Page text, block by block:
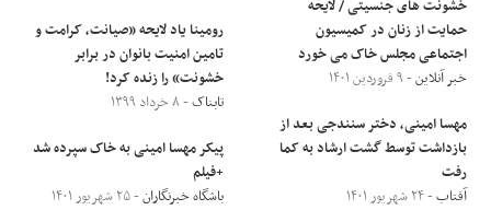
خشونت های جنسیتی / لایحه
حمایت از زنان در کمیسیون
اجتماعی مجلس خاک می خورد
خبر آنلاین- ۹ فروردین ۱۴۰۱
مهسا امینی، دختر سنندجی بعد از
بازداشت توسط گشت ارشاد به کما
رفت
آفتاب- ۲۴ شهریور ۱۴۰۱
رومینا یاد لایحه «صیانت، کرامت و
تامین امنیت بانوان در برابر
خشونت» را زنده کرد!
تابناک- ۸ خرداد ۱۳۹۹
پیکر مهسا امینی به خاک سپرده شد
+فیلم
باشگاه خبرنگاران- ۲۵ شهریور ۱۴۰۱